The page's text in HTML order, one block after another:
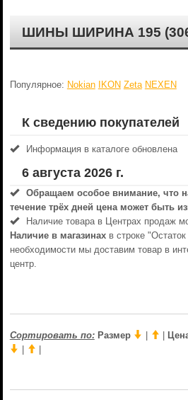
ШИНЫ ШИРИНА 195
Популярное: Nokian IKON Zeta NEXEN
К сведению покупателей
Информация в каталоге обновлена
6 августа 2026 г.
Обращаем особое внимание, что
течениe трёх дней цена может быть
Наличие товара в Центрах продаж
Наличие в магазинахв строке
необходимости мы доставим товар в
центр.
Сортировать по: Размер